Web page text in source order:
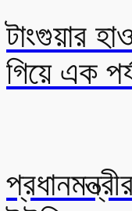
টাংগুয়ার
গিয়ে এক